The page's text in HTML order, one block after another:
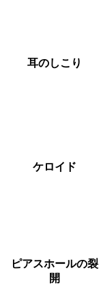
耳のしこり
ケロイド
ピアスホールの裂
開